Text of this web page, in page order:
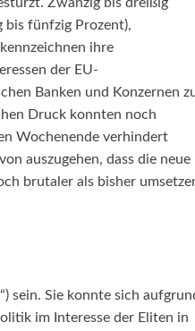
Zwanzig bis dreißig
bis fünfzig Prozent),
ihre
der EU-
Banken und Konzernen
Druck konnten noch
Wochenende verhindert
auszugehen, dass die neue
brutaler als bisher
sein. Sie konnte sich
im Interesse der Eliten in